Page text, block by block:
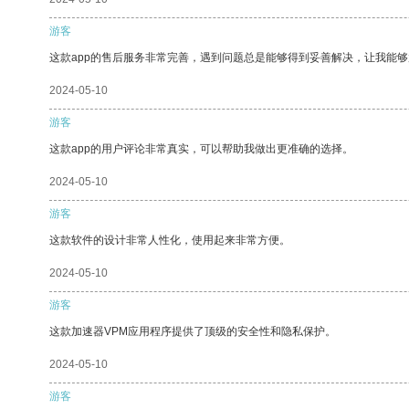
游客
这款app的售后服务非常完善，遇到问题总是能够得到妥善解决，让我能够
2024-05-10
游客
这款app的用户评论非常真实，可以帮助我做出更准确的选择。
2024-05-10
游客
这款软件的设计非常人性化，使用起来非常方便。
2024-05-10
游客
这款加速器VPM应用程序提供了顶级的安全性和隐私保护。
2024-05-10
游客